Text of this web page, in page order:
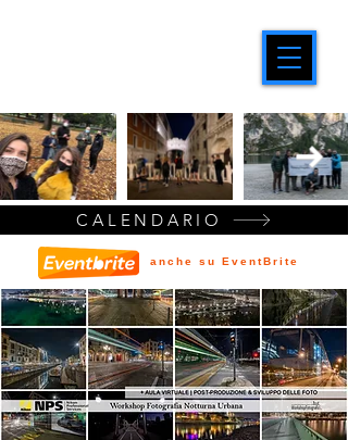
CALENDARIO
anche su EventBrite